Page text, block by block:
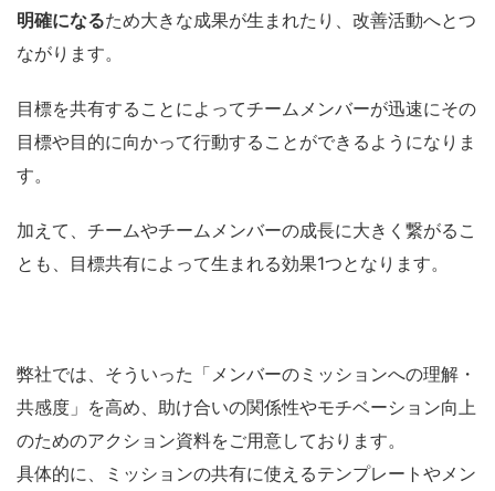
明確になるため大きな成果が生まれたり、改善活動へとつ
ながります。
目標を共有することによってチームメンバーが迅速にその
目標や目的に向かって行動することができるようになりま
す。
加えて、 チームやチームメンバーの成長に大きく繋がるこ
とも、目標共有によって生まれる効果1つとなります。
弊社では、そういった「メンバーのミッションへの理解・
共感度」を高め、助け合いの関係性やモチベーション向上
のためのアクション資料をご用意しております。
具体的に、ミッションの共有に使えるテンプレートやメン